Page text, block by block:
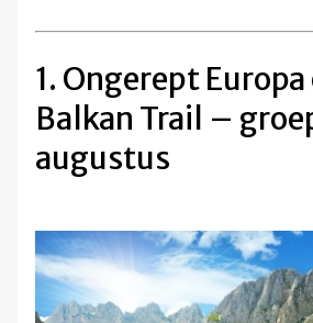
1. Ongerept Europa
Balkan Trail –
augustus